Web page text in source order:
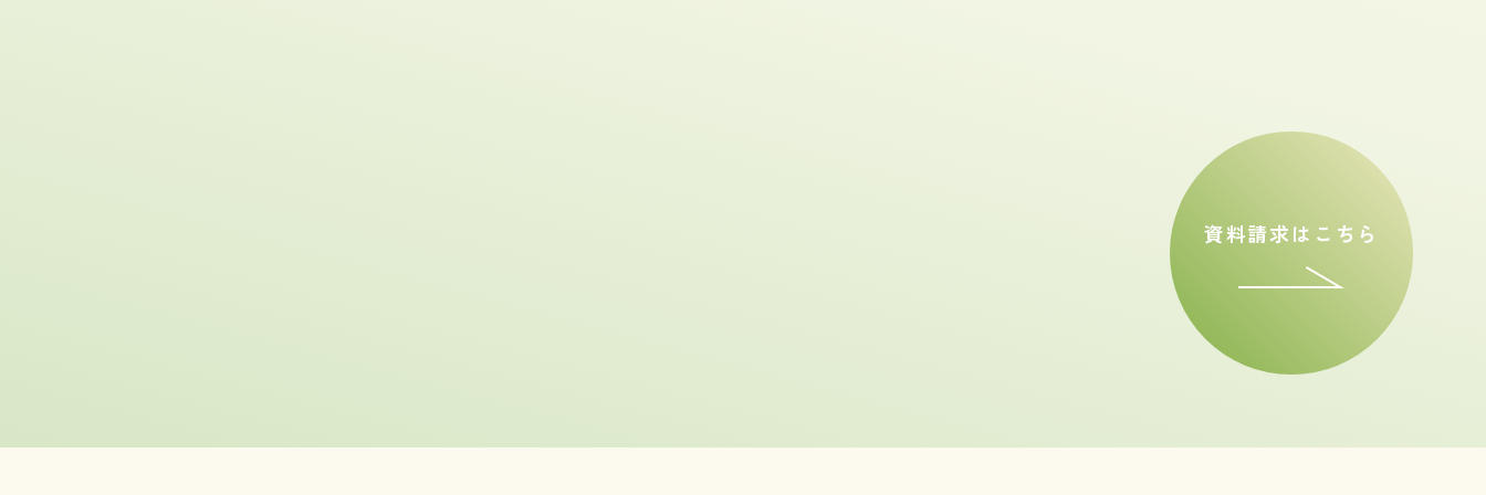
資料請求はこちら